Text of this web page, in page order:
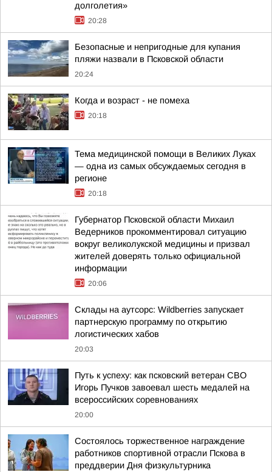
долголетия»
20:28
Безопасные и непригодные для купания
пляжи назвали в Псковской области
20:24
Когда и возраст - не помеха
20:18
Тема медицинской помощи в Великих Луках
— одна из самых обсуждаемых сегодня в
регионе
20:18
Губернатор Псковской области Михаил
Ведерников прокомментировал ситуацию
вокруг великолукской медицины и призвал
жителей доверять только официальной
информации
20:06
Склады на аутсорс: Wildberries запускает
партнерскую программу по открытию
логистических хабов
20:03
Путь к успеху: как псковский ветеран СВО
Игорь Пучков завоевал шесть медалей на
всероссийских соревнованиях
20:00
Состоялось торжественное награждение
работников спортивной отрасли Пскова в
преддверии Дня физкультурника